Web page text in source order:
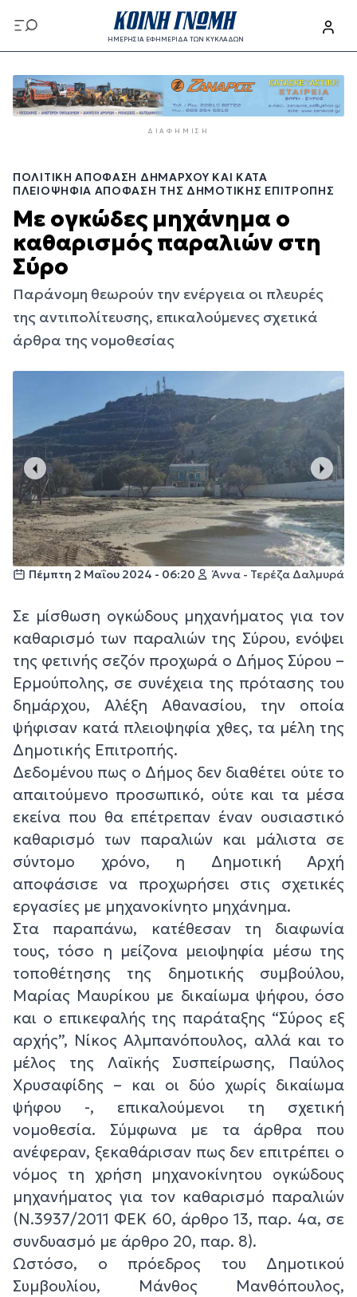
προς
το
περιεχόμενο
ΗΜΕΡΗΣΙΑ ΕΦΗΜΕΡΙΔΑ ΤΩΝ ΚΥΚΛΑΔΩΝ
προς
το
κυρίως
ΔΙΑΦΉΜΙΣΗ
ΠΟΛΙΤΙΚΉ ΑΠΌΦΑΣΗ ΔΗΜΆΡΧΟΥ ΚΑΙ ΚΑΤΆ
ΠΛΕΙΟΨΗΦΊΑ ΑΠΌΦΑΣΗ ΤΗΣ ΔΗΜΟΤΙΚΉΣ ΕΠΙΤΡΟΠΉΣ
Με ογκώδες μηχάνημα ο
καθαρισμός παραλιών στη
Σύρο
Παράνομη θεωρούν την ενέργεια οι πλευρές
της αντιπολίτευσης, επικαλούμενες σχετικά
άρθρα της νομοθεσίας
Πέμπτη 2 Μαΐου 2024 - 06:20 Άννα - Τερέζα Δαλμυρά
Σε μίσθωση ογκώδους μηχανήματος για τον
καθαρισμό των παραλιών της Σύρου, ενόψει
της φετινής σεζόν προχωρά ο Δήμος Σύρου –
Ερμούπολης, σε συνέχεια της πρότασης του
δημάρχου, Αλέξη Αθανασίου, την οποία
ψήφισαν κατά πλειοψηφία χθες, τα μέλη της
Δημοτικής Επιτροπής.
Δεδομένου πως ο Δήμος δεν διαθέτει ούτε το
απαιτούμενο προσωπικό, ούτε και τα μέσα
εκείνα που θα επέτρεπαν έναν ουσιαστικό
καθαρισμό των παραλιών και μάλιστα σε
σύντομο χρόνο, η Δημοτική Αρχή
αποφάσισε να προχωρήσει στις σχετικές
εργασίες με μηχανοκίνητο μηχάνημα.
Στα παραπάνω, κατέθεσαν τη διαφωνία
τους, τόσο η μείζονα μειοψηφία μέσω της
τοποθέτησης της δημοτικής συμβούλου,
Μαρίας Μαυρίκου με δικαίωμα ψήφου, όσο
και ο επικεφαλής της παράταξης “Σύρος εξ
αρχής”, Νίκος Αλμπανόπουλος, αλλά και το
μέλος της Λαϊκής Συσπείρωσης, Παύλος
Χρυσαφίδης – και οι δύο χωρίς δικαίωμα
ψήφου -, επικαλούμενοι τη σχετική
νομοθεσία. Σύμφωνα με τα άρθρα που
ανέφεραν, ξεκαθάρισαν πως δεν επιτρέπει ο
νόμος τη χρήση μηχανοκίνητου ογκώδους
μηχανήματος για τον καθαρισμό παραλιών
(Ν.3937/2011 ΦΕΚ 60, άρθρο 13, παρ. 4α, σε
συνδυασμό με άρθρο 20, παρ. 8).
Ωστόσο, ο πρόεδρος του Δημοτικού
Συμβουλίου, Μάνθος Μανθόπουλος,